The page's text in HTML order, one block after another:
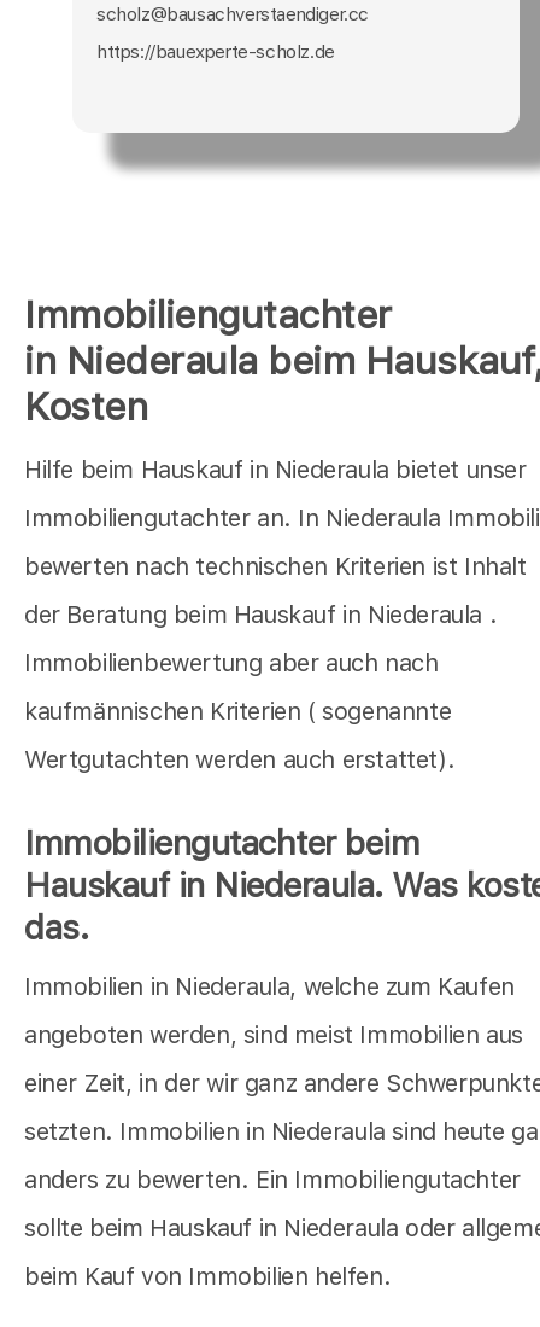
Immobiliengutachter
in Niederaula beim
Kosten
Hilfe beim Hauskauf in Niederaula bietet unser
Immobiliengutachter an. In Niederaula
bewerten nach technischen Kriterien ist Inhalt
der Beratung beim Hauskauf in Niederaula .
Immobilienbewertung aber auch nach
kaufmännischen Kriterien ( sogenannte
Wertgutachten werden auch erstattet).
Immobiliengutachter beim
Hauskauf in Niederaula. Was
das.
Immobilien in Niederaula, welche zum Kaufen
angeboten werden, sind meist Immobilien aus
einer Zeit, in der wir ganz andere
setzten. Immobilien in Niederaula sind heute
anders zu bewerten. Ein Immobiliengutachter
sollte beim Hauskauf in Niederaula oder
beim Kauf von Immobilien helfen.
scholz@bausachverstaendiger.cc
https://bauexperte-scholz.de